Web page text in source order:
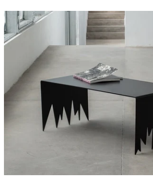
Weiterlesen: Primitive Buro: Objects as